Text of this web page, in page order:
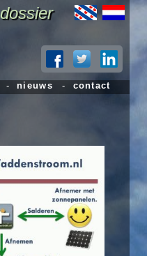
dossier
- nieuws - contact